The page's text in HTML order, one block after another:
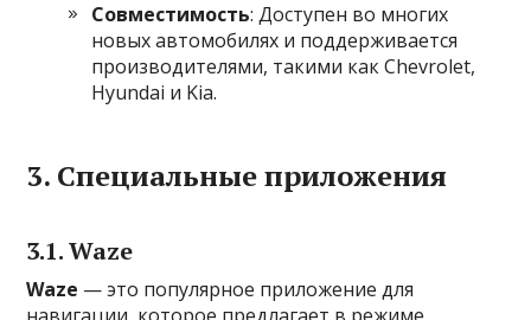
Совместимость: Доступен во многих
новых автомобилях и поддерживается
производителями, такими как Chevrolet,
Hyundai и Kia.
3. Специальные приложения
3.1. Waze
Waze — это популярное приложение для